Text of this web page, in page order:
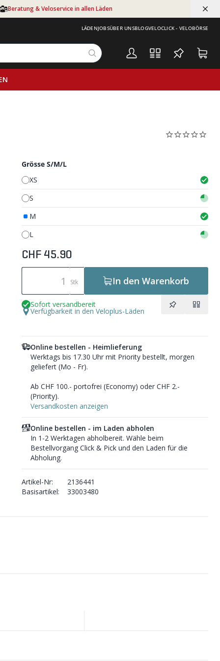
Beratung & Veloservice in allen Läden
LÄDENJOBSÜBER UNSBLOGVELOCLICK - VELOBÖRSE
Grösse S/M/L
XS
S
M
L
CHF 45.90
Stk In den Warenkorb
Sofort versandbereit
Verfügbarkeit in den Veloplus-Läden
Online bestellen - Heimlieferung
Werktags bis 17.30 Uhr mit Priority bestellt, morgen
geliefert (Mo - Fr).
Ab CHF 100.- portofrei (Economy) oder CHF 2.-
(Priority).
Versandkosten anzeigen
Online bestellen - im Laden abholen
In 1-2 Werktagen abholbereit. Wähle beim
Bestellvorgang Click & Pick und den Laden für die
Abholung.
Artikel-Nr:
2136441
Basisartikel:
33003480